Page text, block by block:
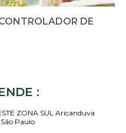
DE
:
ZONA SUL Aricanduva
São Paulo